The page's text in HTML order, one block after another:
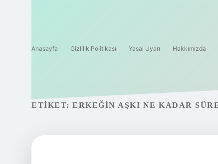
Anasayfa Gizlilik Politikası Yasal Uyarı Hakkımızda
ETIKET: ERKEĞIN AŞKI NE KADAR